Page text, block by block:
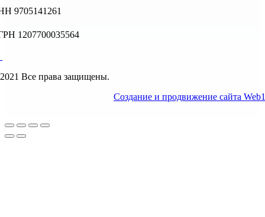
9705141261
1207700035564
Все права защищены.
Создание и продвижение сайта